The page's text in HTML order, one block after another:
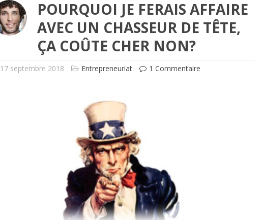
POURQUOI JE FERAIS AFFAIRE
AVEC UN CHASSEUR DE TÊTE,
ÇA COÛTE CHER NON?
17 septembre 2018 Entrepreneuriat 1 Commentaire